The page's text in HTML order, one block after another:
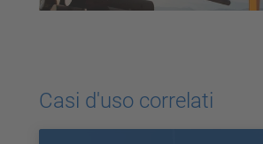
Casi d'uso correlati